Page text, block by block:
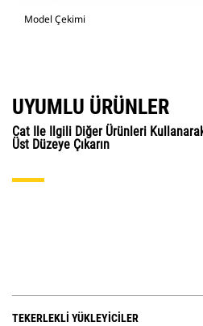
Model Çekimi
UYUMLU ÜRÜNLER
Cat Ile Ilgili Diğer Ürünleri Kullanarak
Üst Düzeye Çıkarın
TEKERLEKLI YÜKLEYICILER